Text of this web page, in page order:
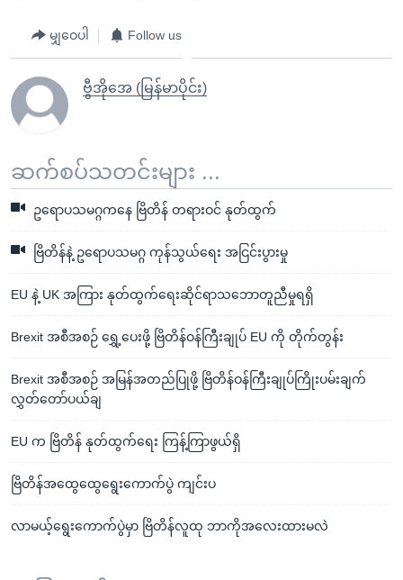
မျှဝေပါ Follow us
ဗွီအိုအေ (မြန်မာပိုင်း)
ဆက်စပ်သတင်းများ ...
ဥရောပသမဂ္ဂကနေ ဗြိတိန် တရားဝင် နုတ်ထွက်
ဗြိတိန်နဲ့ ဥရောပသမဂ္ဂ ကုန်သွယ်ရေး အငြင်းပွားမှု
EU နဲ့ UK အကြား နုတ်ထွက်ရေးဆိုင်ရာသဘောတူညီမှုရရှိ
Brexit အစီအစဉ် ရွှေ့ပေးဖို့ ဗြိတိန်ဝန်ကြီးချုပ် EU ကို တိုက်တွန်း
Brexit အစီအစဉ် အမြန်အတည်ပြုဖို့ ဗြိတိန်ဝန်ကြီးချုပ်ကြိုးပမ်းချက်
လွှတ်တော်ပယ်ချ
EU က ဗြိတိန် နုတ်ထွက်ရေး ကြန့်ကြာဖွယ်ရှိ
ဗြိတိန်အထွေထွေရွေးကောက်ပွဲ ကျင်းပ
လာမယ့်ရွေးကောက်ပွဲမှာ ဗြိတိန်လူထု ဘာကိုအလေးထားမလဲ